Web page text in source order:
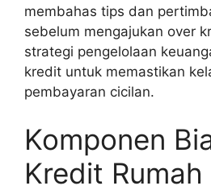
membahas tips dan
sebelum mengajukan over
strategi pengelolaan
kredit untuk memastikan
pembayaran cicilan.
Komponen
Kredit Rumah